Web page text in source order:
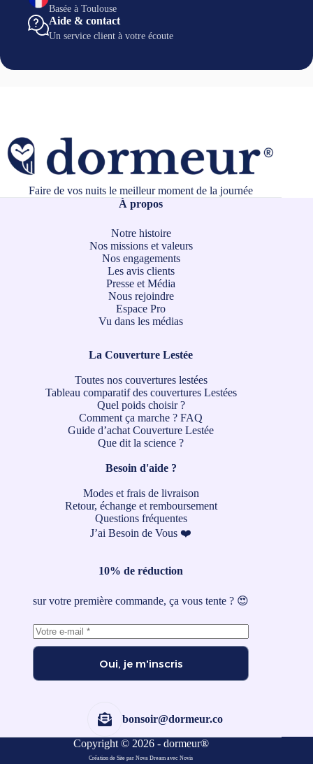
Basée à Toulouse
Aide & contact
Un service client à votre écoute
Faire de vos nuits le meilleur moment de la journée
À propos
Notre histoire
Nos missions et valeurs
Nos engagements
Les avis clients
Presse et Média
Nous rejoindre
Espace Pro
Vu dans les médias
La Couverture Lestée
Toutes nos couvertures lestées
Tableau comparatif des couvertures Lestées
Quel poids choisir ?
Comment ça marche ? FAQ
Guide d’achat Couverture Lestée
Que dit la science ?
Besoin d'aide ?
Modes et frais de livraison
Retour, échange et remboursement
Questions fréquentes
J’ai Besoin de Vous ❤️
10% de réduction
sur votre première commande, ça vous tente ? 😍
Oui, je m'inscris
bonsoir@dormeur.co
Copyright © 2026 - dormeur®
Création de Site par Nova Dream avecNovis